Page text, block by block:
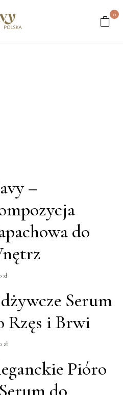
0
–
do
zł
Serum
Rzęs i Brwi
zł
Pióro